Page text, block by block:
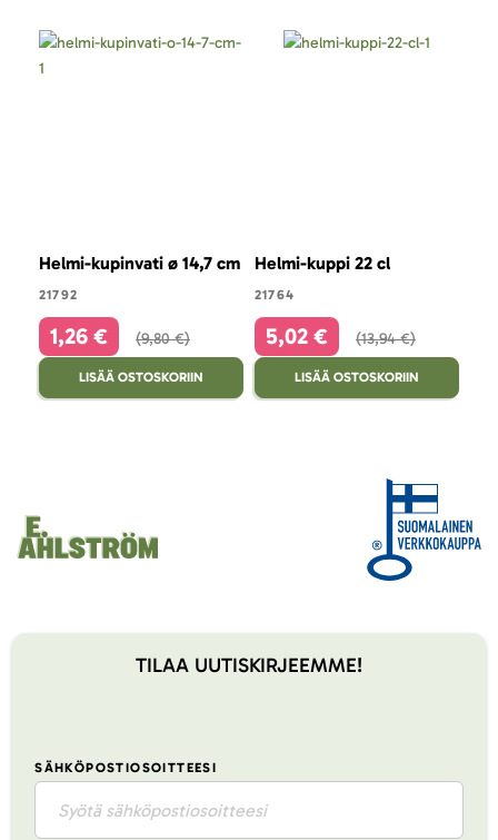
Helmi-kupinvati ø 14,7 cm
21792
1,26 € 9,80 €
LISÄÄ OSTOSKORIIN
Helmi-kuppi 22 cl
21764
5,02 € 13,94 €
LISÄÄ OSTOSKORIIN
TILAA UUTISKIRJEEMME!
SÄHKÖPOSTIOSOITTEESI